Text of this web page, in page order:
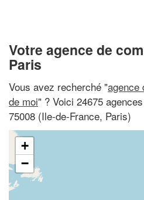
Votre agence de
Paris
Vous avez recherché "agence
de moi" ? Voici 24675
75008 (Ile-de-France, Paris)
+
−